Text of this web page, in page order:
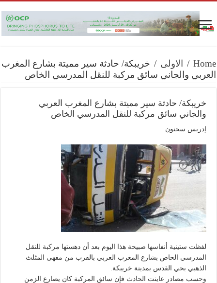
Home
/ الاولى / خريبكة/ حادثة سير مميتة بشارع المغرب
العربي والجاني سائق مركبة للنقل المدرسي الخاص
خريبكة/ حادثة سير مميتة بشارع المغرب العربي
والجاني سائق مركبة للنقل المدرسي الخاص
إدريس سحنون
لفظت ستينية أنفاسها صبيحة هذا اليوم بعد أن دهستها مركبة للنقل
المدرسي الخاص بشارع المغرب العربي بالقرب من مقهى المثلث
الذهبي بحي القدس بمدينة خريبكة.
وحسب مصادر عاينت الحادث فإن سائق المركبة كان يصارع الزمن